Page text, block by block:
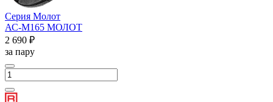
Серия Молот
АС-М165 МОЛОТ
2 690 ₽
за пару